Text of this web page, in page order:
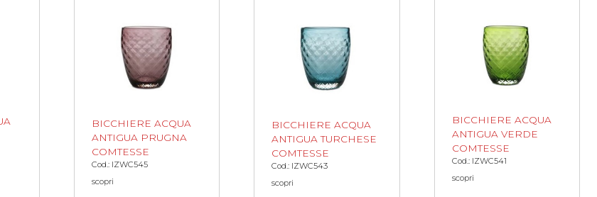
BICCHIERE ACQUA
ANTIGUA PRUGNA
COMTESSE
Cod.: IZWC545
scopri
BICCHIERE ACQUA
ANTIGUA TURCHESE
COMTESSE
Cod.: IZWC543
scopri
BICCHIERE ACQUA
ANTIGUA VERDE
COMTESSE
Cod.: IZWC541
scopri